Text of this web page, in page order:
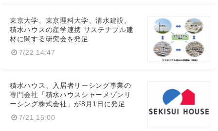
東京大学、東京理科大学、清水建設、
積水ハウスの産学連携 サステナブル建
材に関する研究会を発足
7/22 14:47
積水ハウス、入居者リーシング事業の
専門会社「積水ハウスシャーメゾンリ
ーシング株式会社」が8月1日に発足
7/21 15:00